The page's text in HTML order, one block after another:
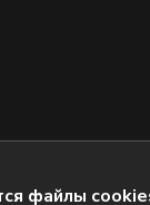
файлы